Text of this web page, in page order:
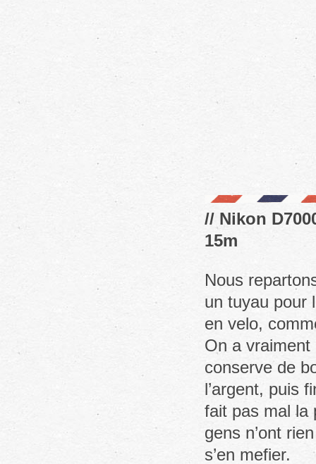
// Nikon
15m
Nous
un tuyau pour
en velo,
On a
conserve de
l’argent, puis
fait pas mal la
gens n’ont
s’en mefier.